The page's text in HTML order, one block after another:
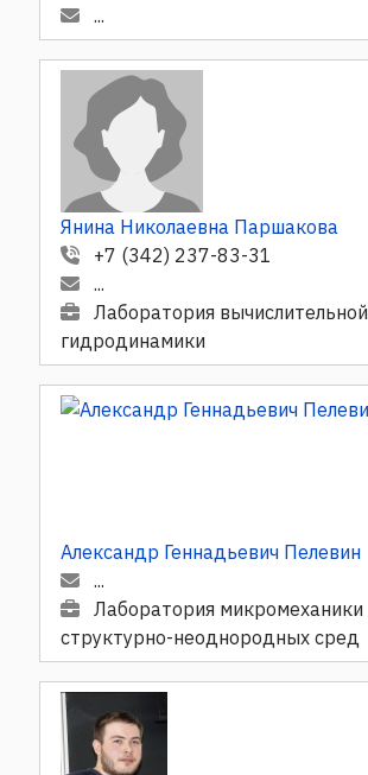
...
Янина Николаевна Паршакова
+7 (342) 237-83-31
...
Лаборатория вычислительной
гидродинамики
Александр Геннадьевич Пелевин
...
Лаборатория микромеханики
структурно-неоднородных сред